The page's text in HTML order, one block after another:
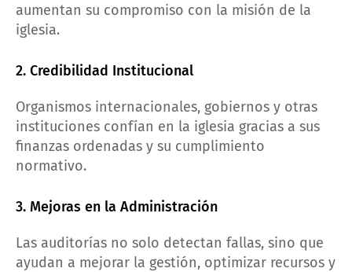
aumentan su compromiso con la misión de la
iglesia.
2. Credibilidad Institucional
Organismos internacionales, gobiernos y otras
instituciones confían en la iglesia gracias a sus
finanzas ordenadas y su cumplimiento
normativo.
3. Mejoras en la Administración
Las auditorías no solo detectan fallas, sino que
ayudan a mejorar la gestión, optimizar recursos y